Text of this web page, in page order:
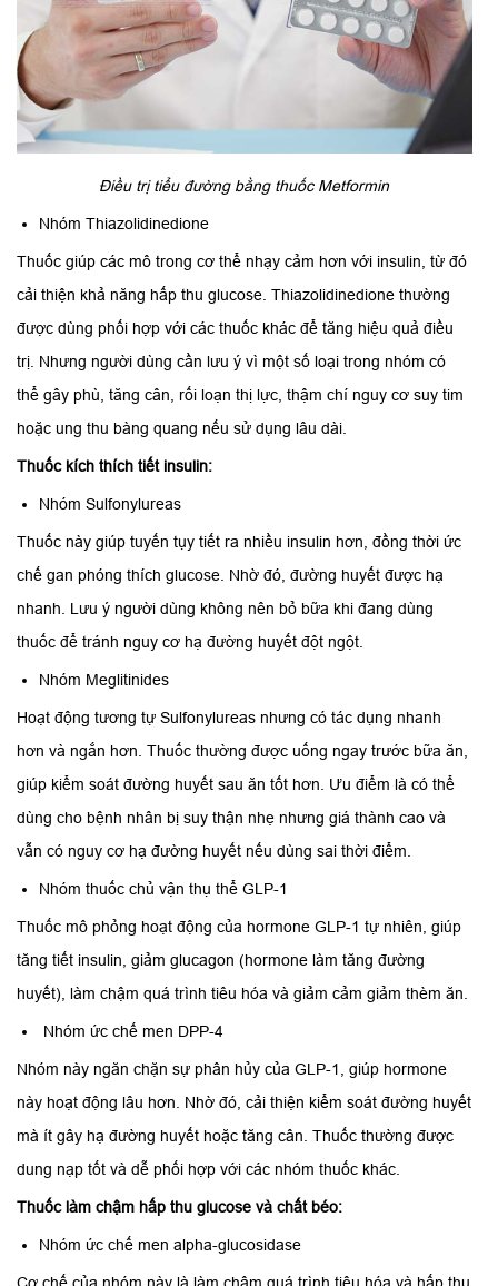
Điều trị tiểu đường bằng thuốc Metformin
Nhóm Thiazolidinedione
Thuốc giúp các mô trong cơ thể nhạy cảm hơn với insulin, từ đó
cải thiện khả năng hấp thu glucose. Thiazolidinedione thường
được dùng phối hợp với các thuốc khác để tăng hiệu quả điều
trị. Nhưng người dùng cần lưu ý vì một số loại trong nhóm có
thể gây phù, tăng cân, rối loạn thị lực, thậm chí nguy cơ suy tim
hoặc ung thu bàng quang nếu sử dụng lâu dài.
Thuốc kích thích tiết insulin:
Nhóm Sulfonylureas
Thuốc này giúp tuyến tụy tiết ra nhiều insulin hơn, đồng thời ức
chế gan phóng thích glucose. Nhờ đó, đường huyết được hạ
nhanh. Lưu ý người dùng không nên bỏ bữa khi đang dùng
thuốc để tránh nguy cơ hạ đường huyết đột ngột.
Nhóm Meglitinides
Hoạt động tương tự Sulfonylureas nhưng có tác dụng nhanh
hơn và ngắn hơn. Thuốc thường được uống ngay trước bữa ăn,
giúp kiểm soát đường huyết sau ăn tốt hơn. Ưu điểm là có thể
dùng cho bệnh nhân bị suy thận nhẹ nhưng giá thành cao và
vẫn có nguy cơ hạ đường huyết nếu dùng sai thời điểm.
Nhóm thuốc chủ vận thụ thể GLP-1
Thuốc mô phỏng hoạt động của hormone GLP-1 tự nhiên, giúp
tăng tiết insulin, giảm glucagon (hormone làm tăng đường
huyết), làm chậm quá trình tiêu hóa và giảm cảm giảm thèm ăn.
Nhóm ức chế men DPP-4
Nhóm này ngăn chặn sự phân hủy của GLP-1, giúp hormone
này hoạt động lâu hơn. Nhờ đó, cải thiện kiểm soát đường huyết
mà ít gây hạ đường huyết hoặc tăng cân. Thuốc thường được
dung nạp tốt và dễ phối hợp với các nhóm thuốc khác.
Thuốc làm chậm hấp thu glucose và chất béo:
Nhóm ức chế men alpha-glucosidase